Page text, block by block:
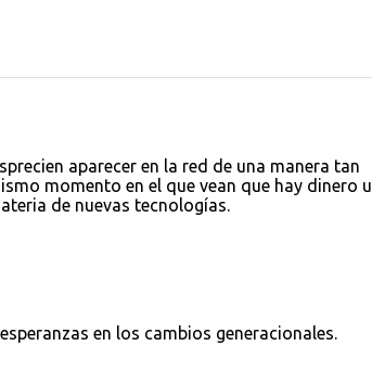
aparecer en la red de una manera tan
momento en el que vean que hay dinero u
de nuevas tecnologías.
en los cambios generacionales.